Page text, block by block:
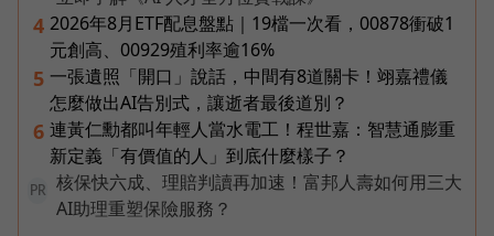
4 2026年8月ETF配息盤點｜19檔一次看，00878衝破1
元創高、00929殖利率逾16%
5 一張遺照「開口」說話，中間有8道關卡！翊嘉禮儀
怎麼做出AI告別式，讓逝者最後道別？
6 連黃仁勳都叫年輕人當水電工！程世嘉：智慧通膨重
新定義「有價值的人」到底什麼樣子？
PR
核保快六成、理賠判讀再加速！富邦人壽如何用三大
AI助理重塑保險服務？